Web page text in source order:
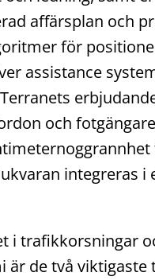
affärsplan och
för
assistance
och
integreras
i trafikkorsningar
de två